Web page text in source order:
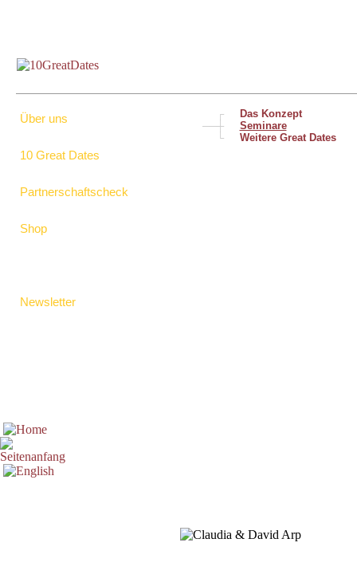
Über uns
10 Great Dates
Partnerschaftscheck
Shop
Newsletter
┌
Das Konzept
──┼
Seminare
└
Weitere Great Dates